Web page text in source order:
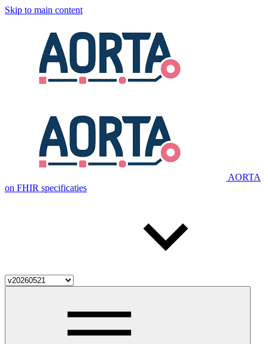
Skip to main content
AORTA
on FHIR specificaties